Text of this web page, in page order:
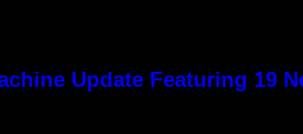
Update Featuring 19